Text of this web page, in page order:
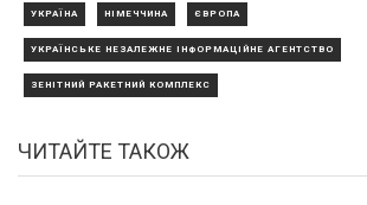
УКРАЇНА НІМЕЧЧИНА ЄВРОПА
УКРАЇНСЬКЕ НЕЗАЛЕЖНЕ ІНФОРМАЦІЙНЕ АГЕНТСТВО
ЗЕНІТНИЙ РАКЕТНИЙ КОМПЛЕКС
ЧИТАЙТЕ ТАКОЖ